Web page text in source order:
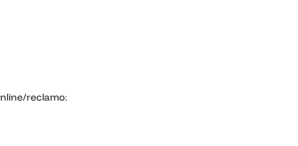
reclamo;